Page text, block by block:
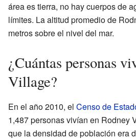
área es tierra, no hay cuerpos de
límites. La altitud promedio de
metros sobre el nivel del mar.
¿Cuántas personas
Village?
En el año 2010, el Censo de
1,487 personas vivían en Rodney
que la densidad de población era